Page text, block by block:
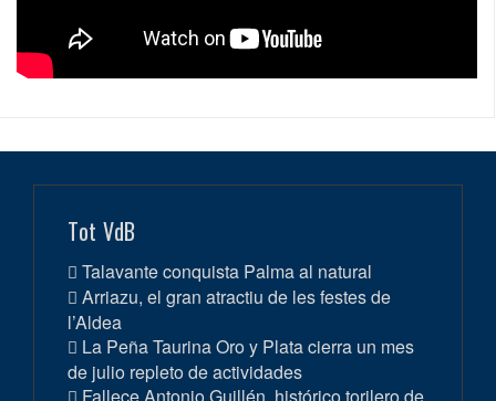
Tot VdB
Talavante conquista Palma al natural
Arriazu, el gran atractiu de les festes de
l’Aldea
La Peña Taurina Oro y Plata cierra un mes
de julio repleto de actividades